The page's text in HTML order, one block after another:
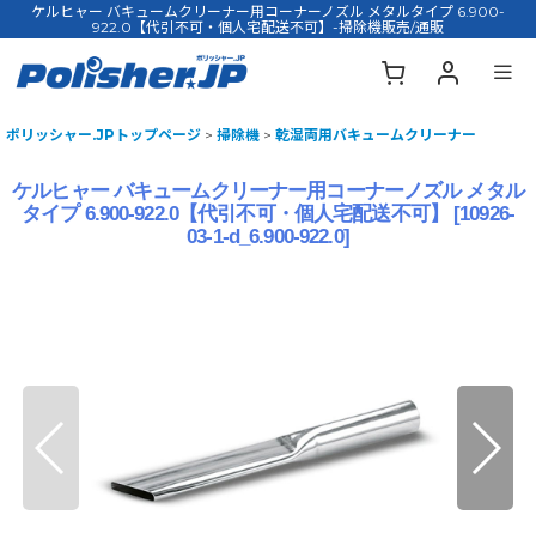
ケルヒャー バキュームクリーナー用コーナーノズル メタルタイプ 6.900-
922.0【代引不可・個人宅配送不可】-掃除機販売/通販
ポリッシャー.JPトップページ > 掃除機 > 乾湿両用バキュームクリーナー
ケルヒャー バキュームクリーナー用コーナーノズル メタル
タイプ 6.900-922.0【代引不可・個人宅配送不可】
[10926-
03-1-d_6.900-922.0]